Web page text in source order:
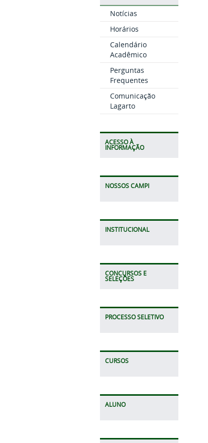
Notícias
Horários
Calendário
Acadêmico
Perguntas
Frequentes
Comunicação
Lagarto
ACESSO À
INFORMAÇÃO
NOSSOS CAMPI
INSTITUCIONAL
CONCURSOS E
SELEÇÕES
PROCESSO SELETIVO
CURSOS
ALUNO